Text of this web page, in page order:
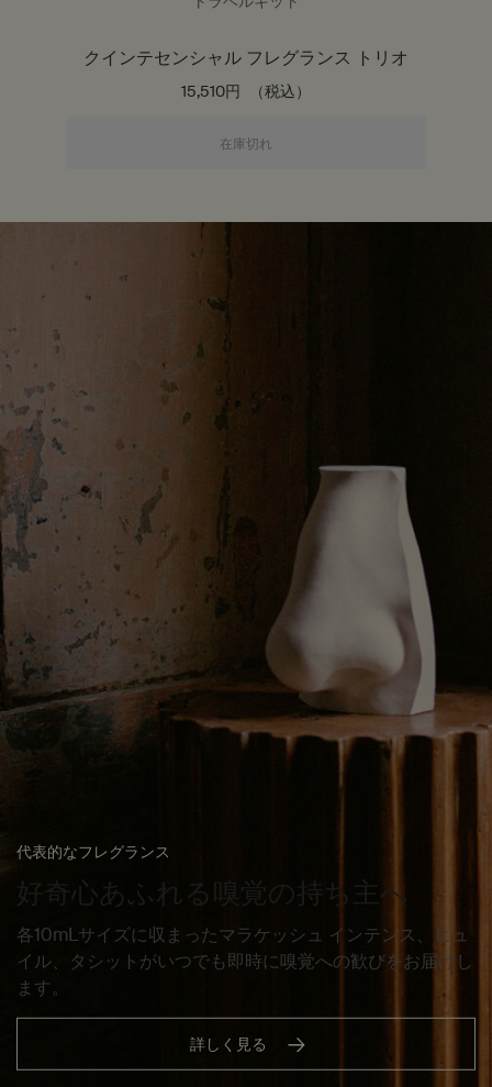
クインテセンシャル フレグランス トリオ
15,510円 （税込）
在庫切れ
代表的なフレグランス
好奇心あふれる嗅覚の持ち主へ
各10mLサイズに収まったマラケッシュ インテンス、ヒュ
イル、タシットがいつでも即時に嗅覚への歓びをお届けし
ます。
詳しく見る